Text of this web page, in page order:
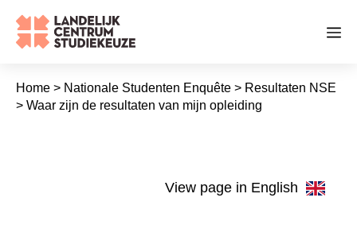
naar
Home>Nationale Studenten Enquête>Resultaten NSE>
Waar zijn de resultaten van mijn opleiding
View page in English